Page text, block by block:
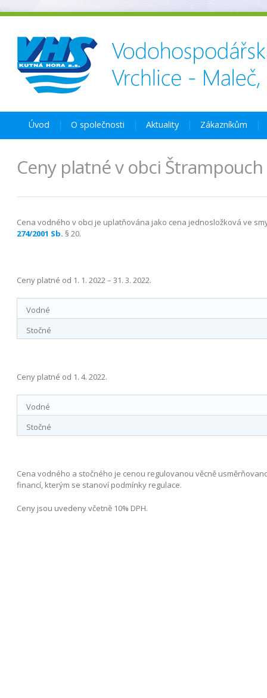
Úvod O společnosti Aktuality Zákazníkům
Ceny platné v obci Štrampouch
Cena vodného v obci je uplatňována jako cena jednosložková ve
274/2001 Sb. § 20.
Ceny platné od 1. 1. 2022 – 31. 3. 2022.
Vodné
Stočné
Ceny platné od 1. 4. 2022.
Vodné
Stočné
Cena vodného a stočného je cenou regulovanou věcně
financí, kterým se stanoví podmínky regulace.
Ceny jsou uvedeny včetně 10% DPH.